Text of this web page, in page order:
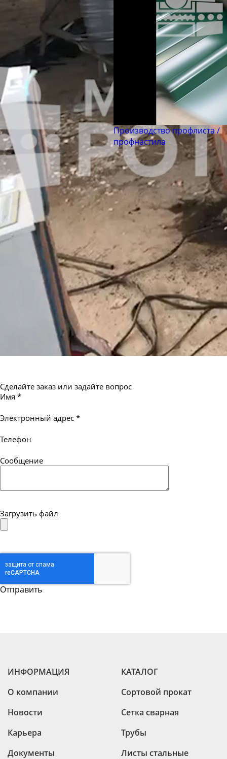
Производство профлиста /
профнастила
Сделайте заказ или задайте вопрос
Имя *
Электронный адрес *
Телефон
Сообщение
Загрузить файл
ИНФОРМАЦИЯ
О компании
Новости
Карьера
Документы
КАТАЛОГ
Сортовой прокат
Сетка сварная
Трубы
Листы стальные